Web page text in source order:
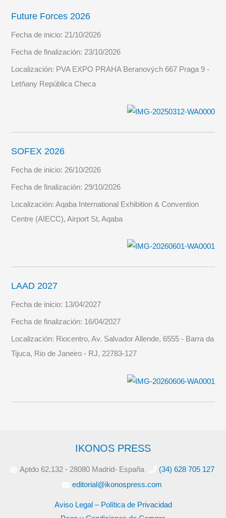
Future Forces 2026
Fecha de inicio: 21/10/2026
Fecha de finalización: 23/10/2026
Localización: PVA EXPO PRAHA Beranových 667 Praga 9 -
Letňany República Checa
SOFEX 2026
Fecha de inicio: 26/10/2026
Fecha de finalización: 29/10/2026
Localización:Aqaba International Exhibition & Convention
Centre (AIECC), Airport St, Aqaba
LAAD 2027
Fecha de inicio: 13/04/2027
Fecha de finalización: 16/04/2027
Localización: Riocentro, Av. Salvador Allende, 6555 - Barra da
Tijuca, Rio de Janeiro - RJ, 22783-127
IKONOS PRESS
Aptdo 62.132 - 28080 Madrid- España
(34) 628 705 127
editorial@ikonospress.com
Aviso Legal – Política de Privacidad